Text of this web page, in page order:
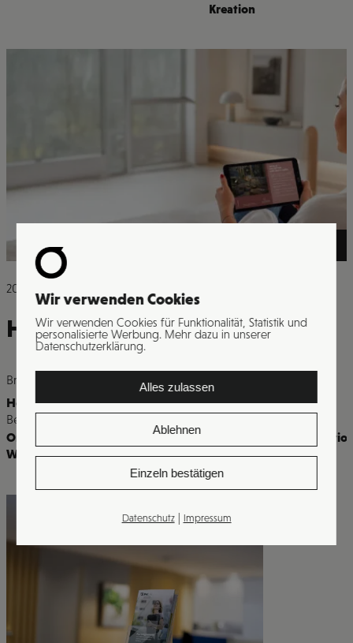
Kreation
2026
Hotel Grischa Davos
Branche
Hotelerie
Bereiche
Online & Offline Marketing,Druckerei & Werbetechnik
Website & Apps
Wir verwenden Cookies
Wir verwenden Cookies für Funktionalität, Statistik und
personalisierte Werbung. Mehr dazu in unserer
Datenschutzerklärung.
Alles zulassen
Ablehnen
Einzeln bestätigen
Datenschutz| Impressum